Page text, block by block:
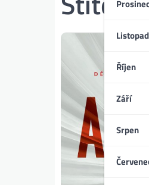
Prosinec
Listopad
Říjen
Září
Srpen